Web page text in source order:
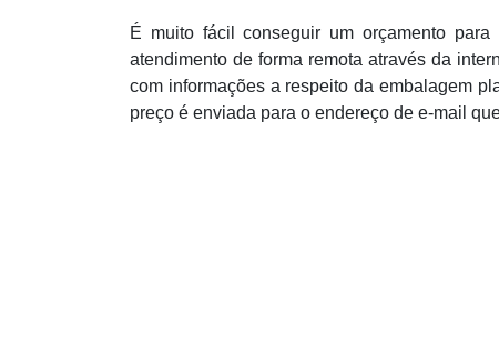
É muito fácil conseguir um orçamento
atendimento de forma remota através da
com informações a respeito da embalagem
preço é enviada para o endereço de e-mail